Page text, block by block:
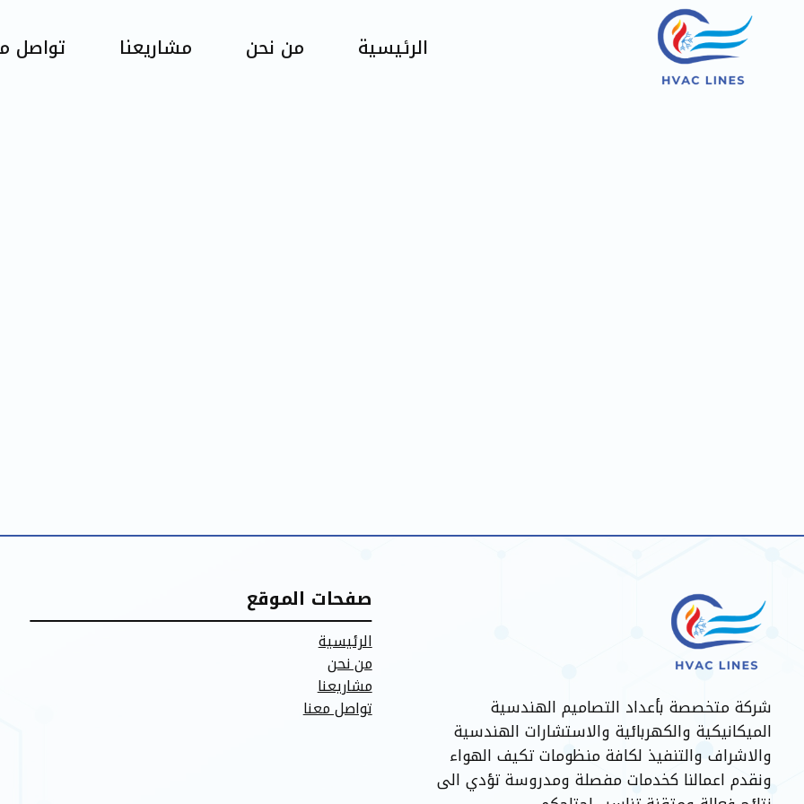
الرئيسية من نحن مشاريعنا تواصل
شركة متخصصة بأعداد التصاميم الهندسية
الميكانيكية والكهربائية والاستشارات الهندسية
والاشراف والتنفيذ لكافة منظومات تكيف الهواء
ونقدم اعمالنا كخدمات مفصلة ومدروسة تؤدي الى
صفحات الموقع
الرئيسية
من نحن
مشاريعنا
تواصل معنا